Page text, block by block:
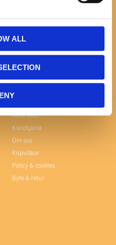
ALL
enlighet med vårintegritetspolicy.
INFORMATION
Mina sidor
Kundtjänst
Om oss
Köpvillkor
Policy & cookies
Byte & retur